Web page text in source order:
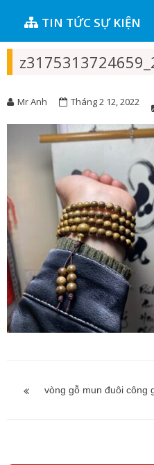
TIN TỨC SỰ KIỆN
Mr Anh Tháng 2 12, 2022
hướngvòng gỗ mun đuôi công